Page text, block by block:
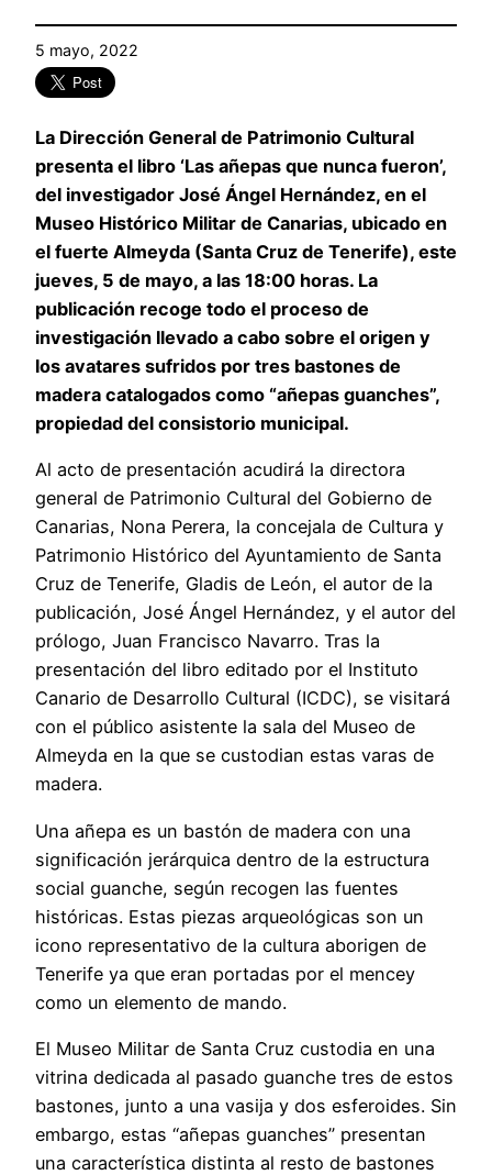
5 mayo, 2022
La Dirección General de Patrimonio Cultural
presenta el libro ‘Las añepas que nunca fueron’,
del investigador José Ángel Hernández, en el
Museo Histórico Militar de Canarias, ubicado en
el fuerte Almeyda (Santa Cruz de Tenerife), este
jueves, 5 de mayo, a las 18:00 horas. La
publicación recoge todo el proceso de
investigación llevado a cabo sobre el origen y
los avatares sufridos por tres bastones de
madera catalogados como “añepas guanches”,
propiedad del consistorio municipal.
Al acto de presentación acudirá la directora
general de Patrimonio Cultural del Gobierno de
Canarias, Nona Perera, la concejala de Cultura y
Patrimonio Histórico del Ayuntamiento de Santa
Cruz de Tenerife, Gladis de León, el autor de la
publicación, José Ángel Hernández, y el autor del
prólogo, Juan Francisco Navarro. Tras la
presentación del libro editado por el Instituto
Canario de Desarrollo Cultural (ICDC), se visitará
con el público asistente la sala del Museo de
Almeyda en la que se custodian estas varas de
madera.
Una añepa es un bastón de madera con una
significación jerárquica dentro de la estructura
social guanche, según recogen las fuentes
históricas. Estas piezas arqueológicas son un
icono representativo de la cultura aborigen de
Tenerife ya que eran portadas por el mencey
como un elemento de mando.
El Museo Militar de Santa Cruz custodia en una
vitrina dedicada al pasado guanche tres de estos
bastones, junto a una vasija y dos esferoides. Sin
embargo, estas “añepas guanches” presentan
una característica distinta al resto de bastones